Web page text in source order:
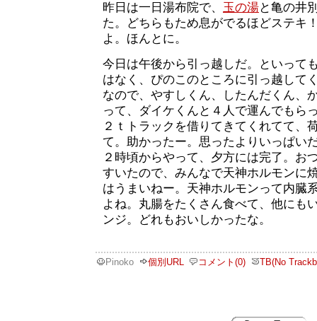
昨日は一日湯布院で、 玉の湯と亀の井
た。どちらもため息がでるほどステキ
よ。ほんとに。
今日は午後から引っ越しだ。といって
はなく、ぴのこのところに引っ越して
なので、やすしくん、したんだくん、
って、ダイケくんと４人で運んでもら
２ｔトラックを借りてきてくれてて、
て。助かったー。思ったよりいっぱい
２時頃からやって、夕方には完了。お
すいたので、みんなで天神ホルモンに
はうまいねー。天神ホルモンって内臓
よね。丸腸をたくさん食べて、他にも
ンジ。どれもおいしかったな。
Pinoko 個別URL コメント(0) TB(No